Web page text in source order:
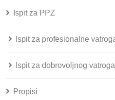
Ispit za PPZ
Ispit za profesionalne
Ispit za dobrovoljnog
Propisi